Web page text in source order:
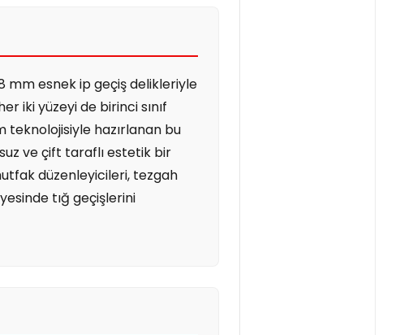
mm esnek ip geçiş delikleriyle
iki yüzeyi de birinci sınıf
hazırlanan bu
ve çift taraflı estetik bir
düzenleyicileri, tezgah
tığ geçişlerini